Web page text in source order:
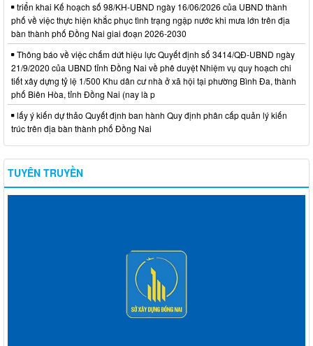
triển khai Kế hoạch số 98/KH-UBND ngày 16/06/2026 của UBND thành
phố về việc thực hiện khắc phục tình trạng ngập nước khi mưa lớn trên địa
bàn thành phố Đồng Nai giai đoạn 2026-2030
Thông báo về việc chấm dứt hiệu lực Quyết định số 3414/QĐ-UBND ngày
21/9/2020 của UBND tỉnh Đồng Nai về phê duyệt Nhiệm vụ quy hoạch chi
tiết xây dựng tỷ lệ 1/500 Khu dân cư nhà ở xã hội tại phường Bình Đa, thành
phố Biên Hòa, tỉnh Đồng Nai (nay là p
lấy ý kiến dự thảo Quyết định ban hành Quy định phân cấp quản lý kiến
trúc trên địa bàn thành phố Đồng Nai
TUYÊN TRUYỀN